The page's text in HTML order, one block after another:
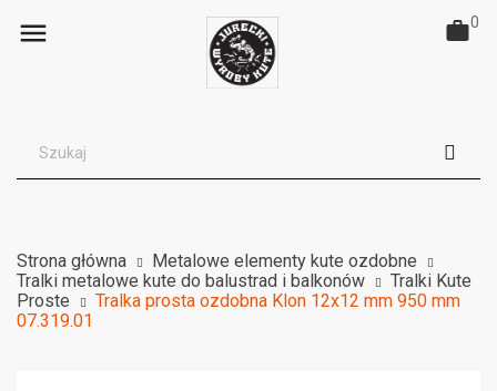
 0
Strona główna
Metalowe elementy kute ozdobne
Tralki metalowe kute do balustrad i balkonów
Tralki Kute
Proste
Tralka prosta ozdobna Klon 12x12 mm 950 mm
07.319.01